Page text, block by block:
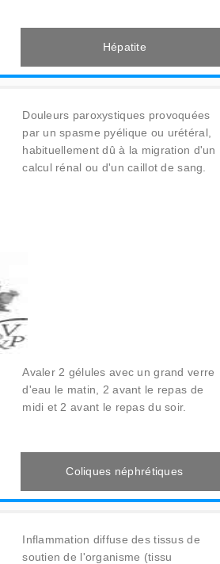
Hépatite
Douleurs paroxystiques provoquées
par un spasme pyélique ou urétéral,
habituellement dû à la migration d'un
calcul rénal ou d'un caillot de sang.
Avaler 2 gélules avec un grand verre
d'eau le matin, 2 avant le repas de
midi et 2 avant le repas du soir.
Coliques néphrétiques
Inflammation diffuse des tissus de
soutien de l'organisme (tissu